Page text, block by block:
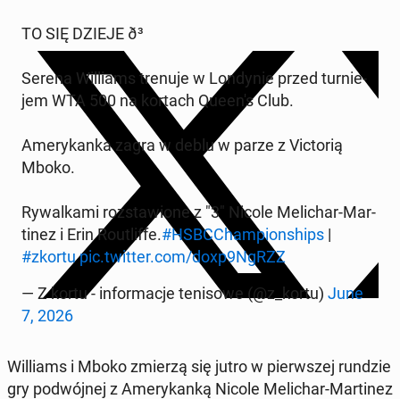
TO SIĘ DZIEJE ð³
Serena Wil­liams trenuje w Lon­dy­nie przed tur­nie­
jem WTA 500 na kortach Queen's Club.
Ame­ry­kan­ka zagra w deblu w parze z Vic­to­rią
Mboko.
Ry­wal­ka­mi roz­sta­wio­ne z "3" Nicole Me­li­char-Mar­
ti­nez i Erin Ro­utlif­fe.#HSBC­Cham­pion­ships |
#zkortupic.twitter.com/doxp9NgRZZ
— Z kortu - in­for­ma­cje te­ni­so­we (@z_kortu) June
7, 2026
Wil­liams i Mboko zmierzą się jutro w pierw­szej rundzie
gry po­dwój­nej z Ame­ry­kan­ką Nicole Me­li­char-Mar­ti­nez